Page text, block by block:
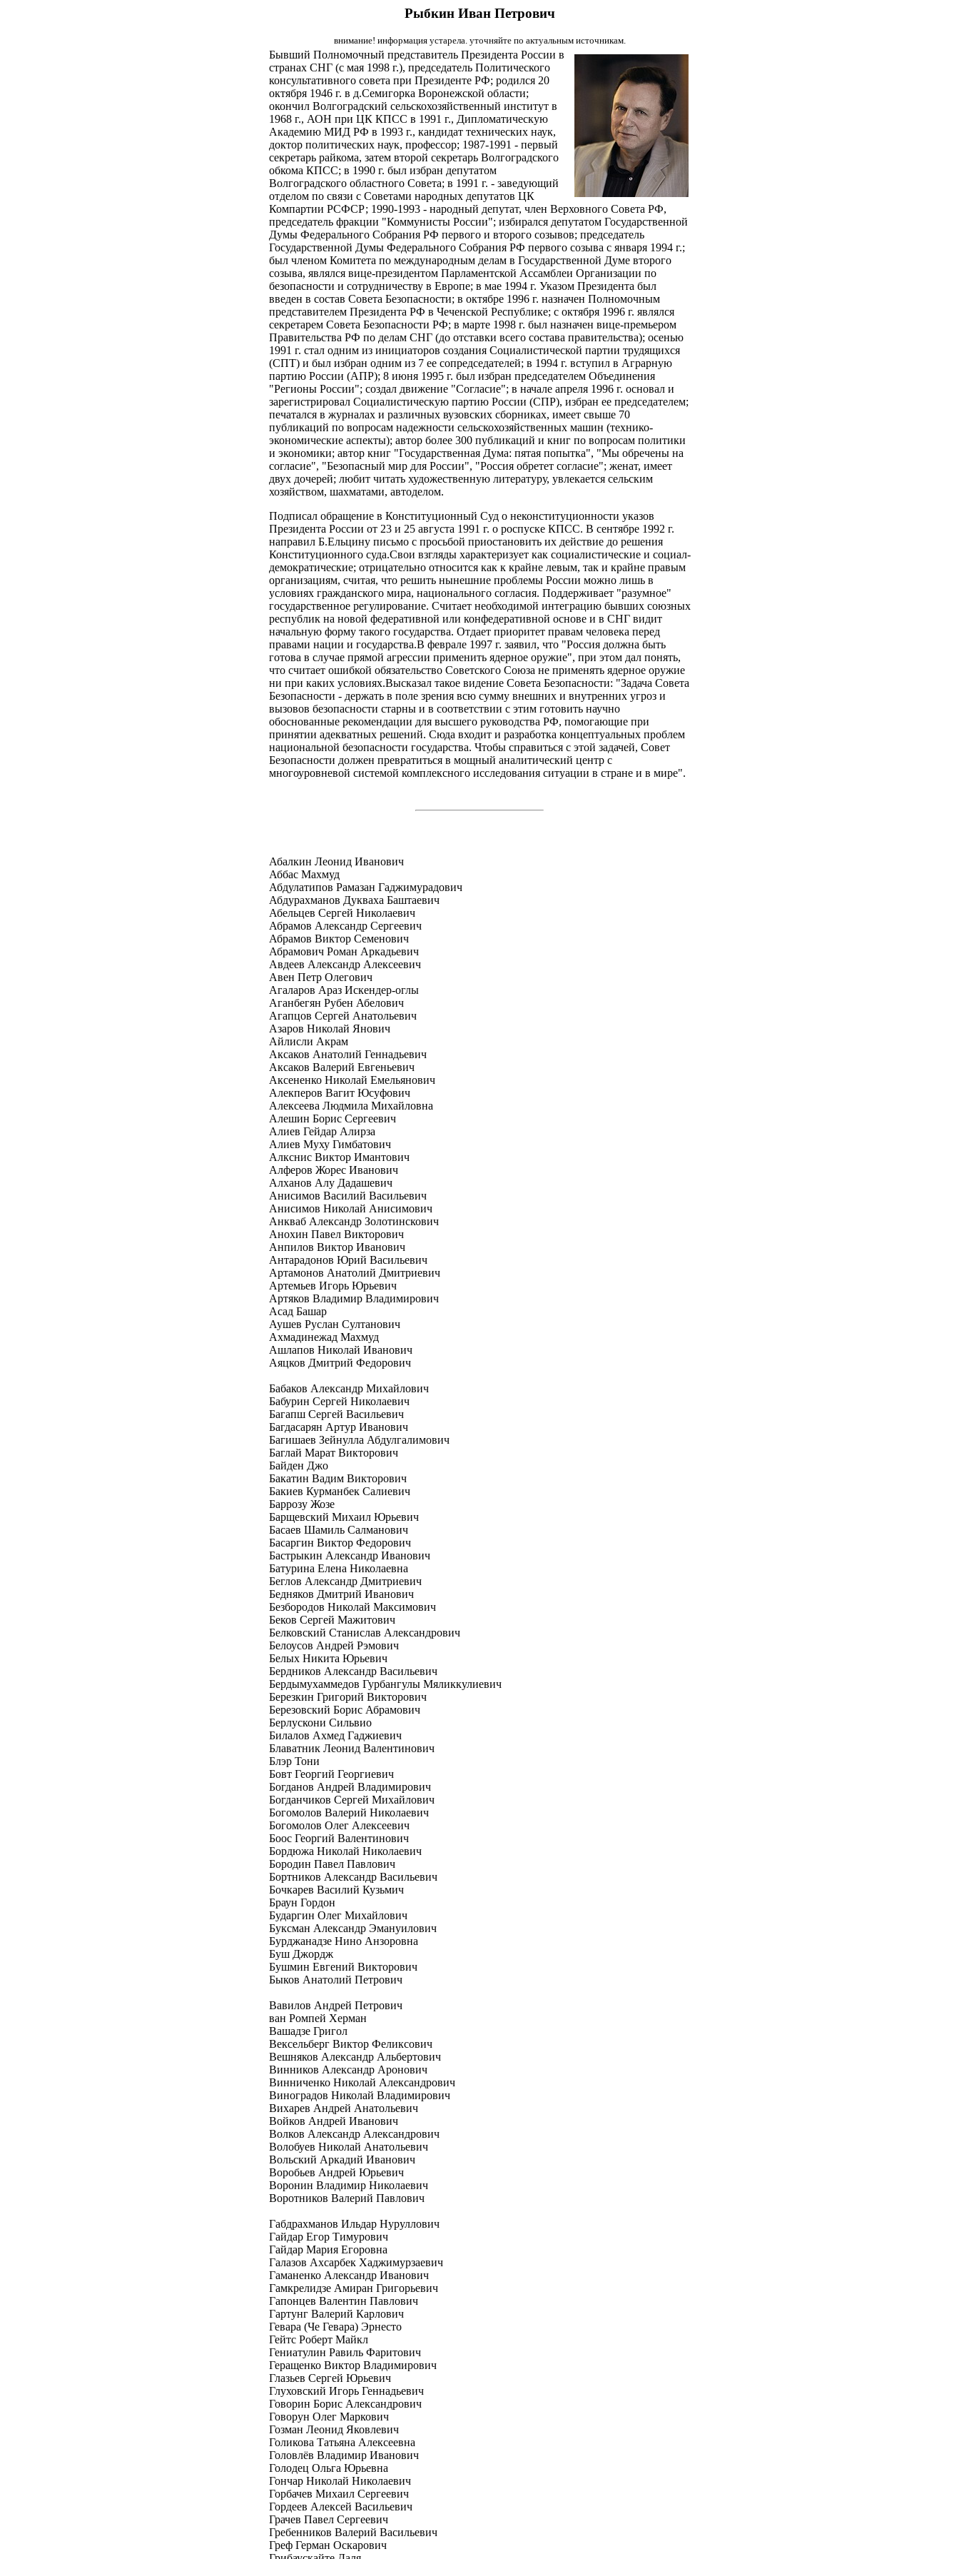
Рыбкин Иван Петрович
внимание! информация устарела. уточняйте по актуальным источникам.
Бывший Полномочный представитель Президента России в
странах СНГ (с мая 1998 г.), председатель Политического
консультативного совета при Президенте РФ; родился 20
октября 1946 г. в д.Семигорка Воронежской области;
окончил Волгоградский сельскохозяйственный институт в
1968 г., АОН при ЦК КПСС в 1991 г., Дипломатическую
Академию МИД РФ в 1993 г., кандидат технических наук,
доктор политических наук, профессор; 1987-1991 - первый
секретарь райкома, затем второй секретарь Волгоградского
обкома КПСС; в 1990 г. был избран депутатом
Волгоградского областного Совета; в 1991 г. - заведующий
отделом по связи с Советами народных депутатов ЦК
Компартии РСФСР; 1990-1993 - народный депутат, член Верховного Совета РФ,
председатель фракции "Коммунисты России"; избирался депутатом Государственной
Думы Федерального Собрания РФ первого и второго созывов; председатель
Государственной Думы Федерального Собрания РФ первого созыва с января 1994 г.;
был членом Комитета по международным делам в Государственной Думе второго
созыва, являлся вице-президентом Парламентской Ассамблеи Организации по
безопасности и сотрудничеству в Европе; в мае 1994 г. Указом Президента был
введен в состав Совета Безопасности; в октябре 1996 г. назначен Полномочным
представителем Президента РФ в Чеченской Республике; с октября 1996 г. являлся
секретарем Совета Безопасности РФ; в марте 1998 г. был назначен вице-премьером
Правительства РФ по делам СНГ (до отставки всего состава правительства); осенью
1991 г. стал одним из инициаторов создания Социалистической партии трудящихся
(СПТ) и был избран одним из 7 ее сопредседателей; в 1994 г. вступил в Аграрную
партию России (АПР); 8 июня 1995 г. был избран председателем Объединения
"Регионы России"; создал движение "Согласие"; в начале апреля 1996 г. основал и
зарегистрировал Социалистическую партию России (СПР), избран ее председателем;
печатался в журналах и различных вузовских сборниках, имеет свыше 70
публикаций по вопросам надежности сельскохозяйственных машин (технико-
экономические аспекты); автор более 300 публикаций и книг по вопросам политики
и экономики; автор книг "Государственная Дума: пятая попытка", "Мы обречены на
согласие", "Безопасный мир для России", "Россия обретет согласие"; женат, имеет
двух дочерей; любит читать художественную литературу, увлекается сельским
хозяйством, шахматами, автоделом.
Подписал обращение в Конституционный Суд о неконституционности указов
Президента России от 23 и 25 августа 1991 г. о роспуске КПСС. В сентябре 1992 г.
направил Б.Ельцину письмо с просьбой приостановить их действие до решения
Конституционного суда.Свои взгляды характеризует как социалистические и социал-
демократические; отрицательно относится как к крайне левым, так и крайне правым
организациям, считая, что решить нынешние проблемы России можно лишь в
условиях гражданского мира, национального согласия. Поддерживает "разумное"
государственное регулирование. Считает необходимой интеграцию бывших союзных
республик на новой федеративной или конфедеративной основе и в СНГ видит
начальную форму такого государства. Отдает приоритет правам человека перед
правами нации и государства.В феврале 1997 г. заявил, что "Россия должна быть
готова в случае прямой агрессии применить ядерное оружие", при этом дал понять,
что считает ошибкой обязательство Советского Союза не применять ядерное оружие
ни при каких условиях.Высказал такое видение Совета Безопасности: "Задача Совета
Безопасности - держать в поле зрения всю сумму внешних и внутренних угроз и
вызовов безопасности старны и в соответствии с этим готовить научно
обоснованные рекомендации для высшего руководства РФ, помогающие при
принятии адекватных решений. Сюда входит и разработка концептуальных проблем
национальной безопасности государства. Чтобы справиться с этой задачей, Совет
Безопасности должен превратиться в мощный аналитический центр с
многоуровневой системой комплексного исследования ситуации в стране и в мире".
Абалкин Леонид Иванович
Аббас Махмуд
Абдулатипов Рамазан Гаджимурадович
Абдурахманов Дукваха Баштаевич
Абельцев Сергей Николаевич
Абрамов Александр Сергеевич
Абрамов Виктор Семенович
Абрамович Роман Аркадьевич
Авдеев Александр Алексеевич
Авен Петр Олегович
Агаларов Араз Искендер-оглы
Аганбегян Рубен Абелович
Агапцов Сергей Анатольевич
Азаров Николай Янович
Айлисли Акрам
Аксаков Анатолий Геннадьевич
Аксаков Валерий Евгеньевич
Аксененко Николай Емельянович
Алекперов Вагит Юсуфович
Алексеева Людмила Михайловна
Алешин Борис Сергеевич
Алиев Гейдар Алирза
Алиев Муху Гимбатович
Алкснис Виктор Имантович
Алферов Жорес Иванович
Алханов Алу Дадашевич
Анисимов Василий Васильевич
Анисимов Николай Анисимович
Анкваб Александр Золотинскович
Анохин Павел Викторович
Анпилов Виктор Иванович
Антарадонов Юрий Васильевич
Артамонов Анатолий Дмитриевич
Артемьев Игорь Юрьевич
Артяков Владимир Владимирович
Асад Башар
Аушев Руслан Султанович
Ахмадинежад Махмуд
Ашлапов Николай Иванович
Аяцков Дмитрий Федорович
Бабаков Александр Михайлович
Бабурин Сергей Николаевич
Багапш Сергей Васильевич
Багдасарян Артур Иванович
Багишаев Зейнулла Абдулгалимович
Баглай Марат Викторович
Байден Джо
Бакатин Вадим Викторович
Бакиев Курманбек Салиевич
Баррозу Жозе
Барщевский Михаил Юрьевич
Басаев Шамиль Салманович
Басаргин Виктор Федорович
Бастрыкин Александр Иванович
Батурина Елена Николаевна
Беглов Александр Дмитриевич
Бедняков Дмитрий Иванович
Безбородов Николай Максимович
Беков Сергей Мажитович
Белковский Станислав Александрович
Белоусов Андрей Рэмович
Белых Никита Юрьевич
Бердников Александр Васильевич
Бердымухаммедов Гурбангулы Мяликкулиевич
Березкин Григорий Викторович
Березовский Борис Абрамович
Берлускони Сильвио
Билалов Ахмед Гаджиевич
Блаватник Леонид Валентинович
Блэр Тони
Бовт Георгий Георгиевич
Богданов Андрей Владимирович
Богданчиков Сергей Михайлович
Богомолов Валерий Николаевич
Богомолов Олег Алексеевич
Боос Георгий Валентинович
Бордюжа Николай Николаевич
Бородин Павел Павлович
Бортников Александр Васильевич
Бочкарев Василий Кузьмич
Браун Гордон
Бударгин Олег Михайлович
Буксман Александр Эмануилович
Бурджанадзе Нино Анзоровна
Буш Джордж
Бушмин Евгений Викторович
Быков Анатолий Петрович
Вавилов Андрей Петрович
ван Ромпей Херман
Вашадзе Григол
Вексельберг Виктор Феликсович
Вешняков Александр Альбертович
Винников Александр Аронович
Винниченко Николай Александрович
Виноградов Николай Владимирович
Вихарев Андрей Анатольевич
Войков Андрей Иванович
Волков Александр Александрович
Волобуев Николай Анатольевич
Вольский Аркадий Иванович
Воробьев Андрей Юрьевич
Воронин Владимир Николаевич
Воротников Валерий Павлович
Габдрахманов Ильдар Нуруллович
Гайдар Егор Тимурович
Гайдар Мария Егоровна
Галазов Ахсарбек Хаджимурзаевич
Гаманенко Александр Иванович
Гамкрелидзе Амиран Григорьевич
Гапонцев Валентин Павлович
Гартунг Валерий Карлович
Гевара (Че Гевара) Эрнесто
Гейтс Роберт Майкл
Гениатулин Равиль Фаритович
Геращенко Виктор Владимирович
Глазьев Сергей Юрьевич
Глуховский Игорь Геннадьевич
Говорин Борис Александрович
Говорун Олег Маркович
Гозман Леонид Яковлевич
Голикова Татьяна Алексеевна
Головлёв Владимир Иванович
Голодец Ольга Юрьевна
Гончар Николай Николаевич
Горбачев Михаил Сергеевич
Гордеев Алексей Васильевич
Грачев Павел Сергеевич
Гребенников Валерий Васильевич
Греф Герман Оскарович